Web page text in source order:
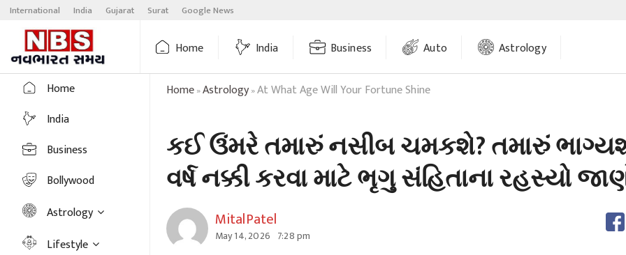
Skip
content
International India Gujarat Surat Google News
Home India Business Auto Astrology
Home
India
Business
Bollywood
Astrology
Lifestyle
Home»Astrology»At What Age Will Your Fortune Shine
કઈ ઉંમરે તમારું નસીબ ચમકશે? તમારું
વર્ષ નક્કી કરવા માટે ભૃગુ સંહિતાના રહસ્યો
MitalPatel
May 14, 2026 7:28 pm